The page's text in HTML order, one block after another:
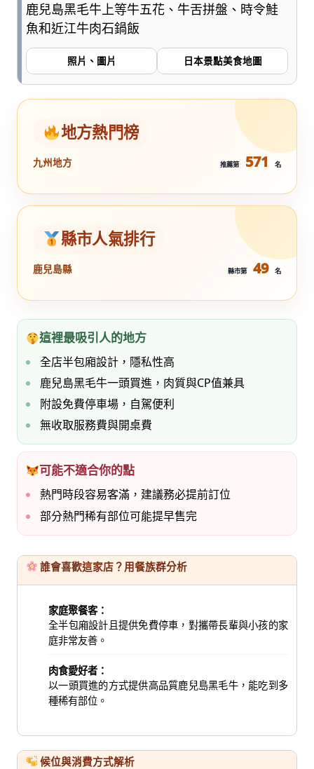
鹿兒島黑毛牛上等牛五花、牛舌拼盤、時令鮭
魚和近江牛肉石鍋飯
照片、圖片 日本景點美食地圖
地方熱門榜
九州地方 推薦第 571 名
縣市人氣排行
鹿兒島縣 縣市第 49 名
這裡最吸引人的地方
全店半包廂設計，隱私性高
鹿兒島黑毛牛一頭買進，肉質與CP值兼具
附設免費停車場，自駕便利
無收取服務費與開桌費
可能不適合你的點
熱門時段容易客滿，建議務必提前訂位
部分熱門稀有部位可能提早售完
誰會喜歡這家店？用餐族群分析
家庭聚餐客：
全半包廂設計且提供免費停車，對攜帶長輩與小孩的家
庭非常友善。
肉食愛好者：
以一頭買進的方式提供高品質鹿兒島黑毛牛，能吃到多
種稀有部位。
候位與消費方式解析